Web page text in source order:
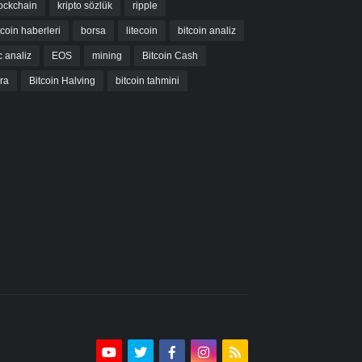
kripto sözlük ripple
haberleri borsa litecoin bitcoin analiz
analiz EOS mining Bitcoin Cash
Bitcoin Halving bitcoin tahmini